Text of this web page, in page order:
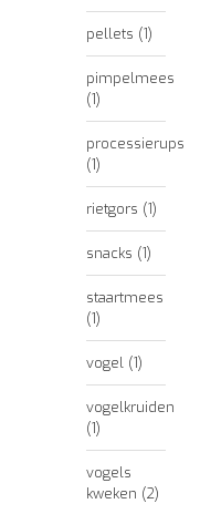
pellets (1)
pimpelmees
(1)
processierups
(1)
rietgors (1)
snacks (1)
staartmees
(1)
vogel (1)
vogelkruiden
(1)
vogels
kweken (2)